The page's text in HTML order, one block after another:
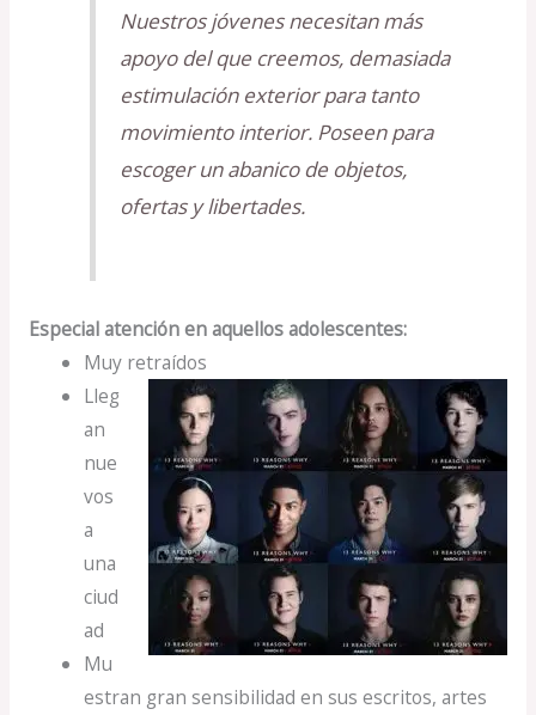
Nuestros jóvenes necesitan más
apoyo del que creemos, demasiada
estimulación exterior para tanto
movimiento interior. Poseen para
escoger un abanico de objetos,
ofertas y libertades.
Especial atención en aquellos adolescentes:
Muy retraídos
Lleg
an
nue
vos
a
una
ciud
ad
Mu
estran gran sensibilidad en sus escritos, artes